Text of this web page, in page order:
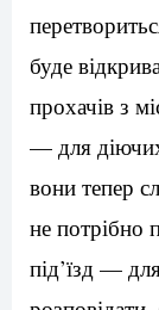
буде
прохачів з
— для діючих
вони тепер
не потрібно
під’їзд —